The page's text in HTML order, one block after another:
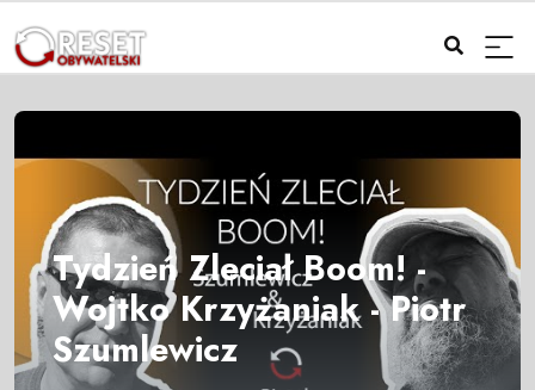
Tydzień Zleciał Boom! -
Wojtko Krzyżaniak - Piotr
Szumlewicz